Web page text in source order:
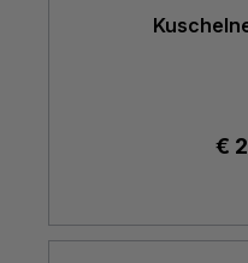
€